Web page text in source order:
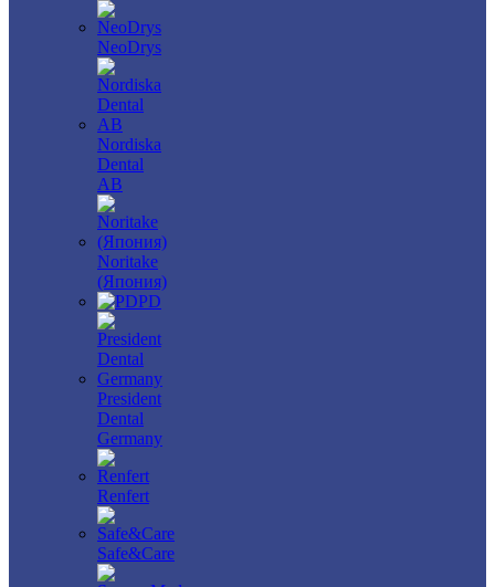
NeoDrys
Nordiska
Dental
AB
Noritake
(Япония)
PD
President
Dental
Germany
Renfert
Safe&Care